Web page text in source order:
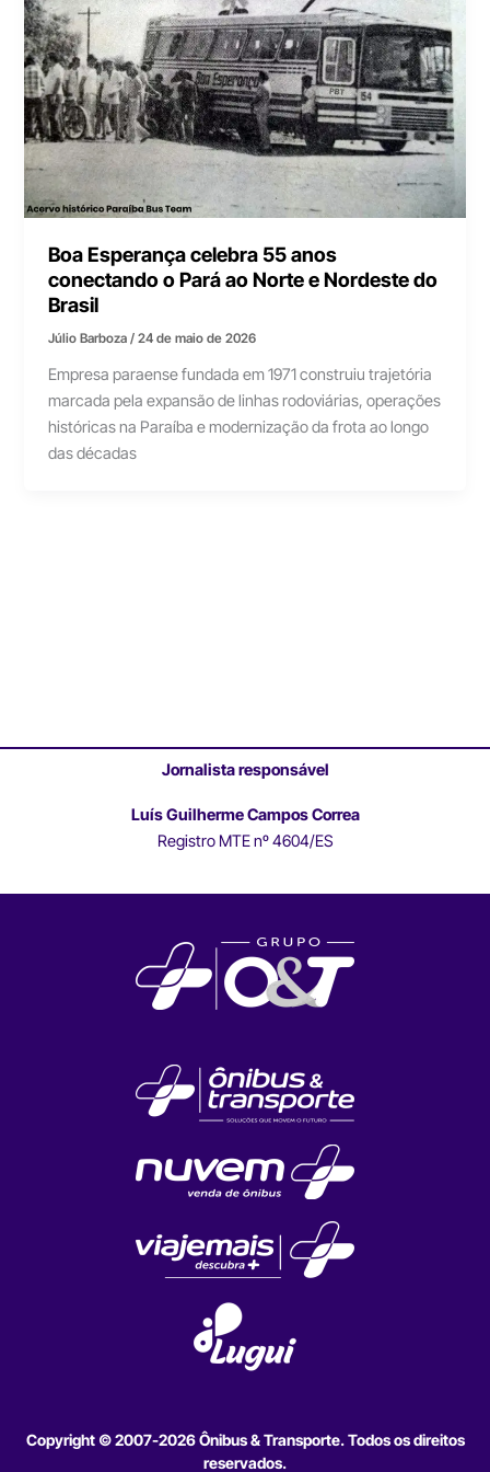
Boa Esperança celebra 55 anos
conectando o Pará ao Norte e Nordeste do
Brasil
Júlio Barboza/24 de maio de 2026
Empresa paraense fundada em 1971 construiu trajetória
marcada pela expansão de linhas rodoviárias, operações
históricas na Paraíba e modernização da frota ao longo
das décadas
Jornalista responsável
Luís Guilherme Campos Correa
Registro MTE nº 4604/ES
Copyright © 2007-2026 Ônibus & Transporte. Todos os direitos
reservados.